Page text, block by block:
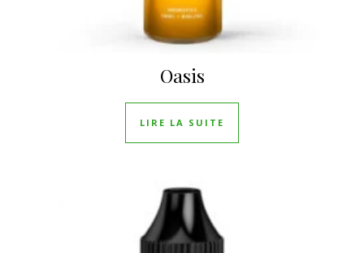
Oasis
LIRE LA SUITE